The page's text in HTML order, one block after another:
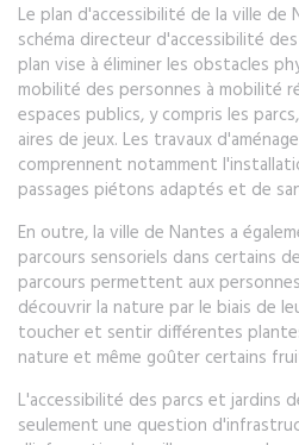
Le plan d'accessibilité de la ville de
schéma directeur d'accessibilité
plan vise à éliminer les obstacles
mobilité des personnes à mobilité
espaces publics, y compris les
aires de jeux. Les travaux
comprennent notamment
passages piétons adaptés et de
En outre, la ville de Nantes a
parcours sensoriels dans certains
parcours permettent aux
découvrir la nature par le biais de
toucher et sentir différentes
nature et même goûter certains
L'accessibilité des parcs et jardins
seulement une question